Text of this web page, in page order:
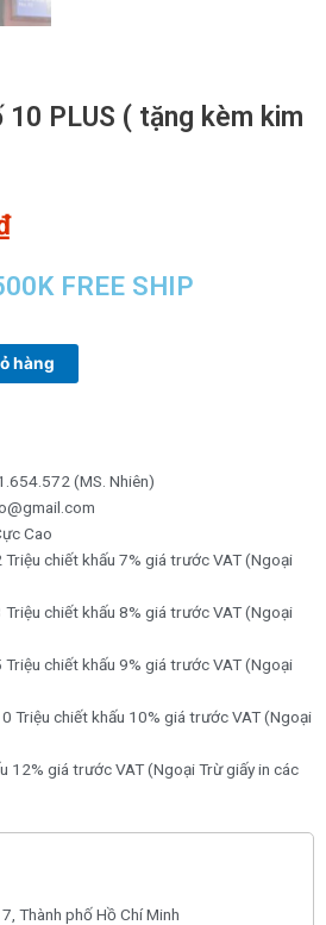
10 PLUS ( tặng kèm kim
Giá
tại
là:
FREE SHIP
hàng
(MS. Nhiên)
Cao
chiết khấu 7% giá trước VAT (Ngoại
chiết khấu 8% giá trước VAT (Ngoại
chiết khấu 9% giá trước VAT (Ngoại
Triệu chiết khấu 10% giá trước VAT (Ngoại
12% giá trước VAT (Ngoại Trừ giấy in các
Thành phố Hồ Chí Minh